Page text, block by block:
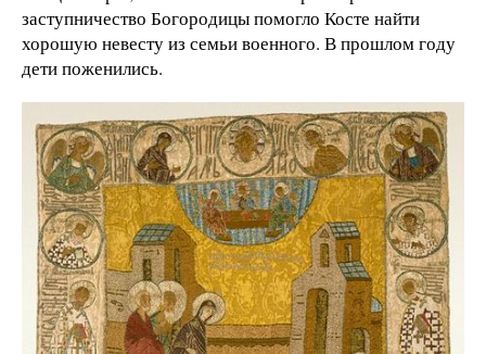
заступничество Богородицы помогло Косте найти
хорошую невесту из семьи военного. В прошлом году
дети поженились.